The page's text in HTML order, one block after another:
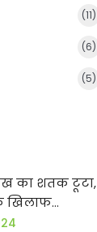
(11)
(6)
(5)
का शतक टूटा,
धमाका